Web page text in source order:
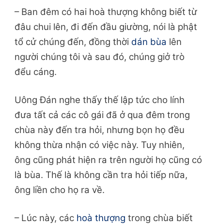
– Ban đêm có hai hoà thượng không biết từ
đâu chui lên, đi đến đầu giường, nói là phật
tổ cử chúng đến, đồng thời dán bùa lên
người chúng tôi và sau đó, chúng giở trò
đểu cáng.
Uông Đán nghe thấy thế lập tức cho lính
đưa tất cả các cô gái đã ở qua đêm trong
chùa này đến tra hỏi, nhưng bọn họ đều
không thừa nhận có việc này. Tuy nhiên,
ông cũng phát hiện ra trên người họ cũng có
là bùa. Thế là không cần tra hỏi tiếp nữa,
ông liền cho họ ra về.
– Lúc này, các hoà thượng trong chùa biết